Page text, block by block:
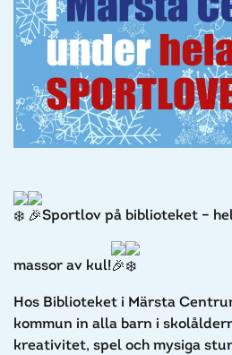
Sportlov på biblioteket –
massor av kul!
Hos Biblioteket i Märsta
kommun in alla barn i
kreativitet, spel och mysiga